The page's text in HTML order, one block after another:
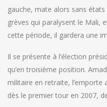
gauche, mate alors sans
grèves qui paralysent le Mali,
cette période, il gardera une
Il se présente à l’élection
qu’en troisième position.
militaire en retraite,
dès le premier tour en 2007,